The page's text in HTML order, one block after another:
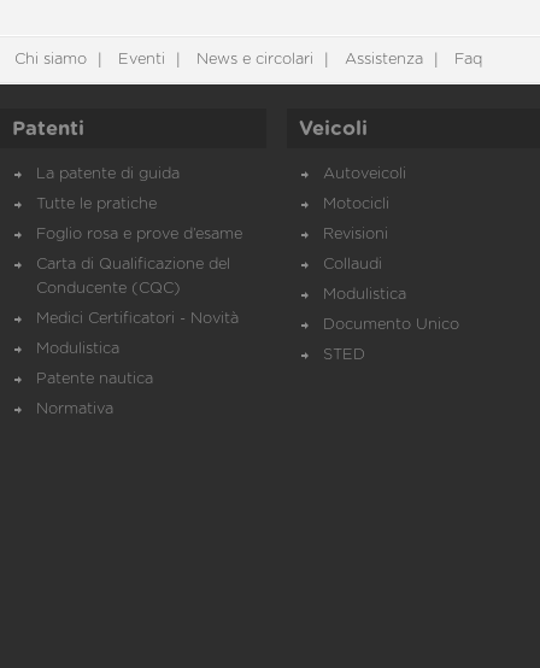
Chi siamo Eventi News e circolari Assistenza Faq
Patenti
La patente di guida
Tutte le pratiche
Foglio rosa e prove d’esame
Carta di Qualificazione del
Conducente (CQC)
Medici Certificatori - Novità
Modulistica
Patente nautica
Normativa
Veicoli
Autoveicoli
Motocicli
Revisioni
Collaudi
Modulistica
Documento Unico
STED